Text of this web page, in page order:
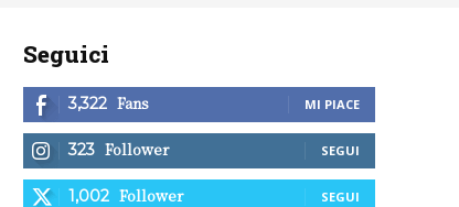
Seguici
3,322 Fans MI PIACE
323 Follower SEGUI
1,002 Follower SEGUI